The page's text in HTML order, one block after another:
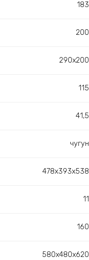
183
200
290х200
115
41,5
чугун
478х393х538
11
160
580х480х620